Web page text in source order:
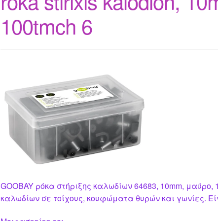
100tmch 6
GOOBAY ρόκα στήριξης καλωδίων 64683, 10mm, μαύρο,
καλωδίων σε τοίχους, κουφώματα θυρών και γωνίες.